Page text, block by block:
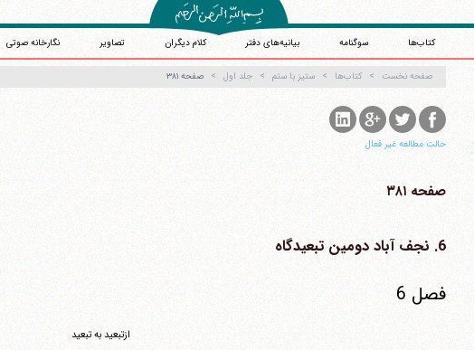
کتاب‌ها سوگنامه بیانیه‌های دفتر کلام دیگران تصاویر نگارخانه صوتی
صفحه نخست کتاب‌ها ستیز با ستم جلد اول صفحه ۳۸۱
حالت مطالعه غیر فعال
صفحه ۳۸۱
6. نجف آباد دومین تبعیدگاه
فصل 6
ازتبعید به تبعید